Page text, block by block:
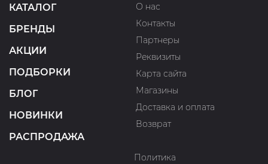
КАТАЛОГ
БРЕНДЫ
АКЦИИ
ПОДБОРКИ
БЛОГ
НОВИНКИ
РАСПРОДАЖА
О нас
Контакты
Партнеры
Реквизиты
Карта сайта
Магазины
Доставка и оплата
Возврат
Политика